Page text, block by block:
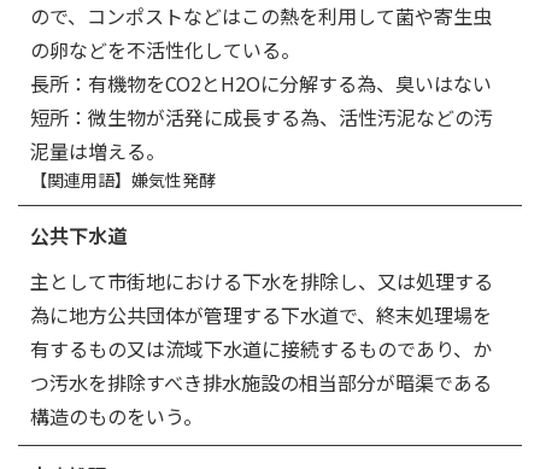
ので、コンポストなどはこの熱を利用して菌や寄生虫
の卵などを不活性化している。
長所：有機物をCO2とH2Oに分解する為、臭いはない
短所：微生物が活発に成長する為、活性汚泥などの汚
泥量は増える。
【関連用語】嫌気性発酵
公共下水道
主として市街地における下水を排除し、又は処理する
為に地方公共団体が管理する下水道で、終末処理場を
有するもの又は流域下水道に接続するものであり、か
つ汚水を排除すべき排水施設の相当部分が暗渠である
構造のものをいう。